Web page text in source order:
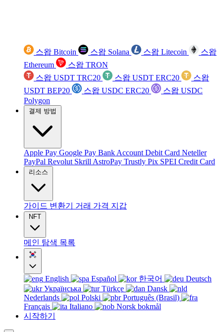
스왑 Bitcoin 스왑 Solana 스왑 Litecoin
스왑
Ethereum
스왑 TRON
스왑 USDT TRC20
스왑 USDT ERC20
스왑
USDT BEP20
스왑 USDC ERC20
스왑 USDC
Polygon
결제 방법
Apple Pay Google Pay Bank Account Debit Card Neteller
PayPal Revolut Skrill AstroPay Trustly Pix SPEI Credit Card
리소스
가이드 변환기 거래 가격 지갑
NFT
메인 탐색 목록
English Español 한국어
Deutsch
Українська
Türkçe
Dansk
Nederlands
Polski
Português (Brasil)
Français
Italiano
Norsk bokmål
시작하기